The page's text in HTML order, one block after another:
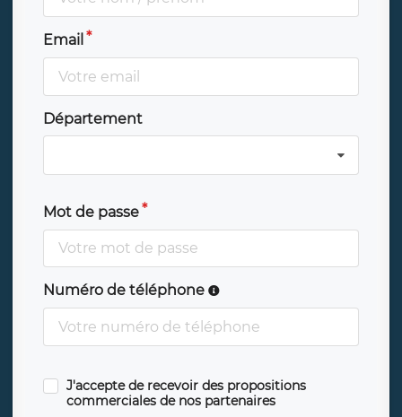
Email
Département
Mot de passe
Numéro de téléphone
J'accepte de recevoir des propositions
commerciales de nos partenaires